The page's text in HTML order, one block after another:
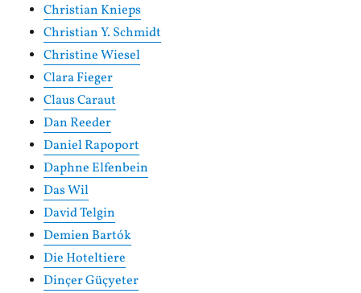
Christian Knieps
Christian Y. Schmidt
Christine Wiesel
Clara Fieger
Claus Caraut
Dan Reeder
Daniel Rapoport
Daphne Elfenbein
Das Wil
David Telgin
Demien Bartók
Die Hoteltiere
Dinçer Güçyeter